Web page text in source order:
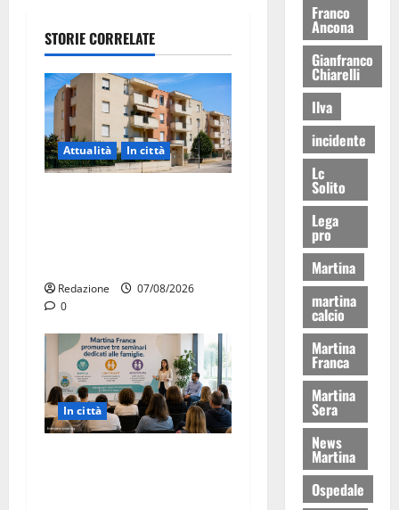
STORIE CORRELATE
Attualità In città
Redazione
07/08/2026
0
In città
Franco
Ancona
Gianfranco
Chiarelli
Ilva
incidente
Lc
Solito
Lega
pro
Martina
martina
calcio
Martina
Franca
Martina
Sera
News
Martina
Ospedale